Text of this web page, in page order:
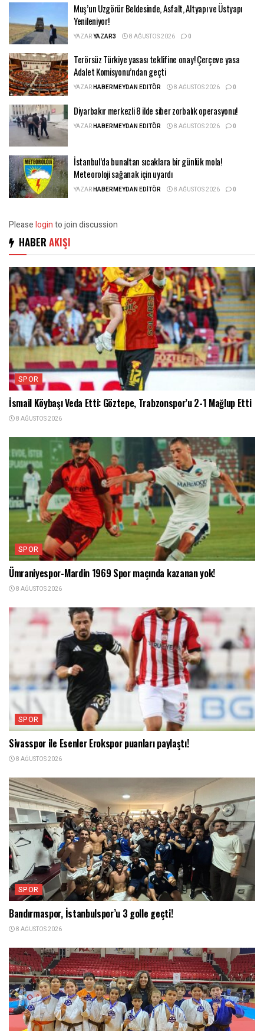
Muş’un Uzgörür Beldesinde, Asfalt, Altyapı ve Üstyapı
Yenileniyor!
YAZARYAZAR3 8 AĞUSTOS 2026 0
Terörsüz Türkiye yasası teklifine onay! Çerçeve yasa
Adalet Komisyonu’ndan geçti
YAZARHABERMEYDAN EDITÖR 8 AĞUSTOS 2026 0
Diyarbakır merkezli 8 ilde siber zorbalık operasyonu!
YAZARHABERMEYDAN EDITÖR 8 AĞUSTOS 2026 0
İstanbul’da bunaltan sıcaklara bir günlük mola!
Meteoroloji sağanak için uyardı
YAZARHABERMEYDAN EDITÖR 8 AĞUSTOS 2026 0
Pleaseloginto join discussion
HABER AKIŞI
SPOR
İsmail Köybaşı Veda Etti: Göztepe, Trabzonspor’u 2-1 Mağlup Etti
8 AĞUSTOS 2026
SPOR
Ümraniyespor-Mardin 1969 Spor maçında kazanan yok!
8 AĞUSTOS 2026
SPOR
Sivasspor ile Esenler Erokspor puanları paylaştı!
8 AĞUSTOS 2026
SPOR
Bandırmaspor, İstanbulspor’u 3 golle geçti!
8 AĞUSTOS 2026